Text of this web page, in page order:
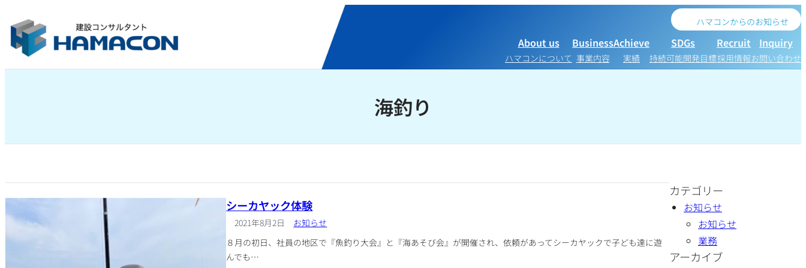
容
を
ハマコンからのお知らせ
About us
ハマコンについて
Business
事業内容
Achieve
実績
SDGs
持続可能開発目標
Recruit
採用情報
Inquiry
お問い合わせ
海釣り
シーカヤック体験
2021年8月2日
お知らせ
８月の初日、社員の地区で『魚釣り大会』と『海あそび会』が開催され、依頼があってシーカヤックで子ども達に遊
んでも…
カテゴリー
お知らせ
お知らせ
業務
アーカイブ